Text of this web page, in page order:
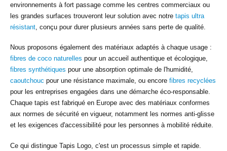
environnements à fort passage comme les centres commerciaux ou
les grandes surfaces trouveront leur solution avec notre tapis ultra
résistant , conçu pour durer plusieurs années sans perte de qualité.
Nous proposons également des matériaux adaptés à chaque usage :
fibres de coco naturelles pour un accueil authentique et écologique,
fibres synthétiques pour une absorption optimale de l'humidité,
caoutchouc pour une résistance maximale, ou encore fibres recyclées
pour les entreprises engagées dans une démarche éco-responsable.
Chaque tapis est fabriqué en Europe avec des matériaux conformes
aux normes de sécurité en vigueur, notamment les normes anti-glisse
et les exigences d'accessibilité pour les personnes à mobilité réduite.
Ce qui distingue Tapis Logo, c'est un processus simple et rapide.